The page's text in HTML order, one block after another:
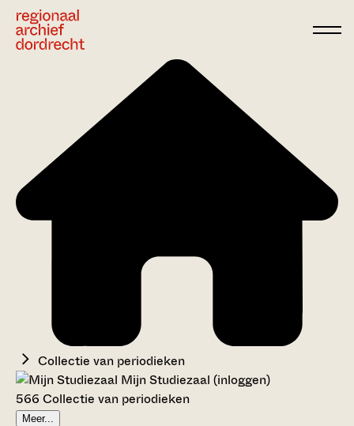
Collectie van periodieken
Mijn Studiezaal (inloggen)
566 Collectie van periodieken
Meer...